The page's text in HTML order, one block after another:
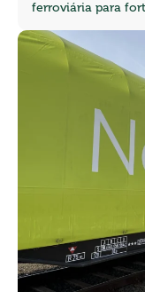
ferroviária para